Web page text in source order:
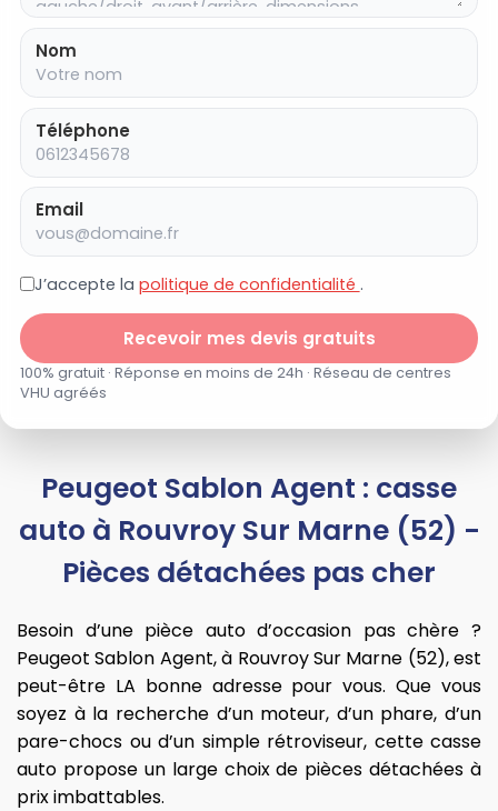
Nom
Téléphone
Email
J’accepte la politique de confidentialité .
Recevoir mes devis gratuits
100% gratuit · Réponse en moins de 24h · Réseau de centres
VHU agréés
Peugeot Sablon Agent : casse
auto à Rouvroy Sur Marne (52) -
Pièces détachées pas cher
Besoin d’une pièce auto d’occasion pas chère ?
Peugeot Sablon Agent, à Rouvroy Sur Marne (52), est
peut-être LA bonne adresse pour vous. Que vous
soyez à la recherche d’un moteur, d’un phare, d’un
pare-chocs ou d’un simple rétroviseur, cette casse
auto propose un large choix de pièces détachées à
prix imbattables.